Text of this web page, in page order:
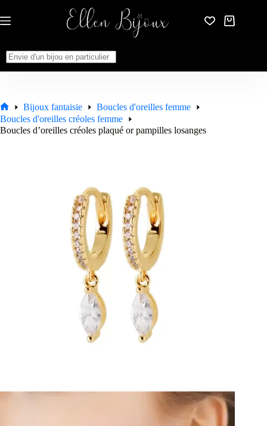
au
contenu
Panier
Accueil
Bijoux fantaisie
Boucles d'oreilles femme
Boucles d'oreilles créoles femme
Boucles d’oreilles créoles plaqué or pampilles losanges